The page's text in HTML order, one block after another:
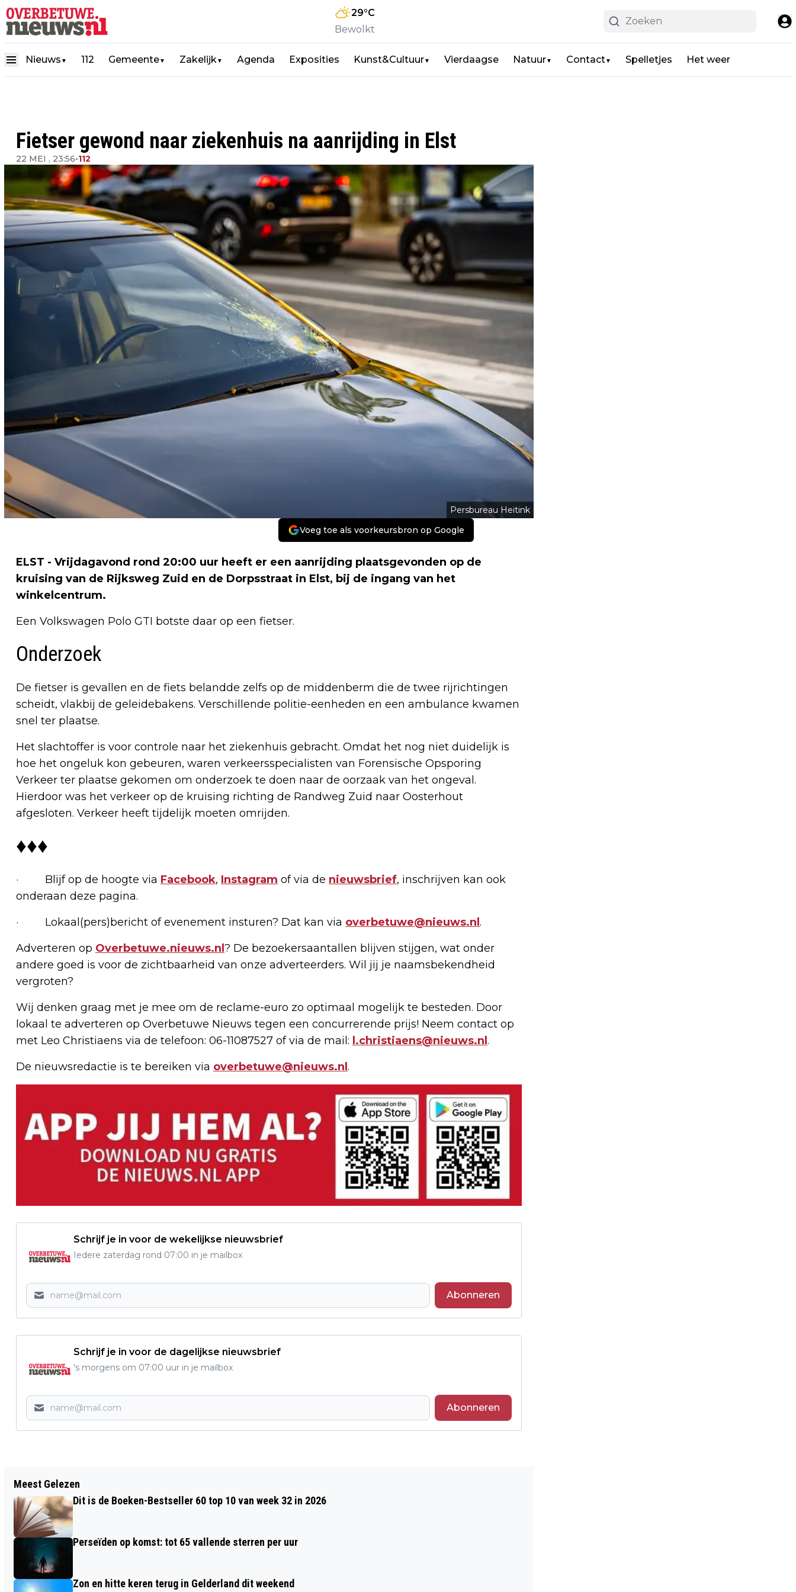
29°C
Bewolkt
Nieuws ▼ 112 Gemeente▼ Zakelijk▼ Agenda Exposities Kunst&Cultuur▼ Vierdaagse Natuur▼ Contact▼ Spelletjes Het weer
Fietser gewond naar ziekenhuis na aanrijding in Elst
22 MEI , 23:56•112
Persbureau Heitink
Voeg toe als voorkeursbron op Google
ELST - Vrijdagavond rond 20:00 uur heeft er een aanrijding plaatsgevonden op de
kruising van de Rijksweg Zuid en de Dorpsstraat in Elst, bij de ingang van het
winkelcentrum.
Een Volkswagen Polo GTI botste daar op een fietser.
Onderzoek
De fietser is gevallen en de fiets belandde zelfs op de middenberm die de twee rijrichtingen
scheidt, vlakbij de geleidebakens. Verschillende politie-eenheden en een ambulance kwamen
snel ter plaatse.
Het slachtoffer is voor controle naar het ziekenhuis gebracht. Omdat het nog niet duidelijk is
hoe het ongeluk kon gebeuren, waren verkeersspecialisten van Forensische Opsporing
Verkeer ter plaatse gekomen om onderzoek te doen naar de oorzaak van het ongeval.
Hierdoor was het verkeer op de kruising richting de Randweg Zuid naar Oosterhout
afgesloten. Verkeer heeft tijdelijk moeten omrijden.
♦♦♦
· Blijf op de hoogte via Facebook, Instagram of via de nieuwsbrief, inschrijven kan ook
onderaan deze pagina.
· Lokaal(pers)bericht of evenement insturen? Dat kan via overbetuwe@nieuws.nl.
Adverteren op Overbetuwe.nieuws.nl? De bezoekersaantallen blijven stijgen, wat onder
andere goed is voor de zichtbaarheid van onze adverteerders. Wil jij je naamsbekendheid
vergroten?
Wij denken graag met je mee om de reclame-euro zo optimaal mogelijk te besteden. Door
lokaal te adverteren op Overbetuwe Nieuws tegen een concurrerende prijs! Neem contact op
met Leo Christiaens via de telefoon: 06-11087527 of via de mail: l.christiaens@nieuws.nl.
De nieuwsredactie is te bereiken via overbetuwe@nieuws.nl.
Schrijf je in voor de wekelijkse nieuwsbrief
Iedere zaterdag rond 07:00 in je mailbox
Abonneren
Schrijf je in voor de dagelijkse nieuwsbrief
's morgens om 07:00 uur in je mailbox
Abonneren
ZOMERS PINKSTERWEEKEND MET VEEL
ZON EN WARME TEMPERATUREN
VLINDER, GROTE INVLOED
Meest Gelezen
Dit is de Boeken-Bestseller 60 top 10 van week 32 in 2026
Perseïden op komst: tot 65 vallende sterren per uur
Zon en hitte keren terug in Gelderland dit weekend